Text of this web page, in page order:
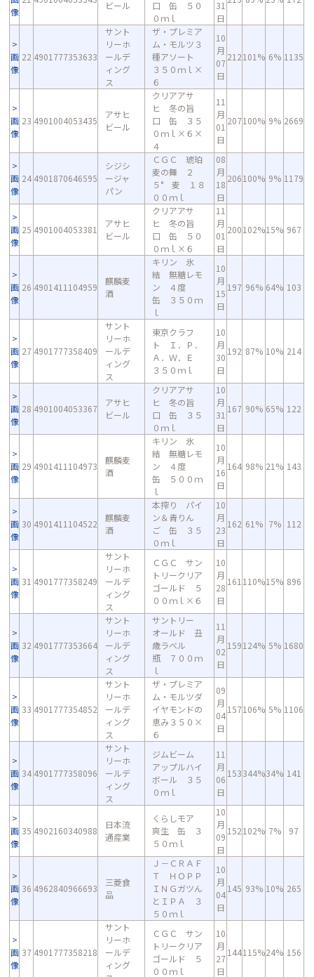
像
ビール
口 缶 ５０
０ｍｌ
31
日
画
像
22 4901777353633
サント
リーホ
ールデ
ィング
ス
ザ・プレミア
ム・モルツ３
種アソート
３５０ｍｌ×
６
10
月
07
日
212101% 6% 1135
画
像
23 4901004053435
アサヒ
ビール
クリアアサ
ヒ 冬の旨
口 缶 ３５
０ｍｌ×６×
４
11
月
01
日
207100% 9% 2669
画
像
24 4901870646595
シジシ
ージャ
パン
ＣＧＣ 琥珀
麦の舞 ２
５° 麦 １８
００ｍｌ
08
月
18
日
206100% 9% 1179
画
像
25 4901004053381
アサヒ
ビール
クリアアサ
ヒ 冬の旨
口 缶 ５０
０ｍｌ×６
11
月
01
日
200102%15% 967
画
像
26 4901411104959
麒麟麦
酒
キリン 氷
結 無糖レモ
ン ４度
缶 ３５０ｍ
ｌ
10
月
15
日
197 96% 64% 103
画
像
27 4901777358409
サント
リーホ
ールデ
ィング
ス
東京クラフ
ト Ｉ．Ｐ．
Ａ．Ｗ．Ｅ
３５０ｍｌ
10
月
30
日
192 87% 10% 214
画
像
28 4901004053367
アサヒ
ビール
クリアアサ
ヒ 冬の旨
口 缶 ３５
０ｍｌ
10
月
31
日
167 90% 65% 122
画
像
29 4901411104973
麒麟麦
酒
キリン 氷
結 無糖レモ
ン ４度
缶 ５００ｍ
ｌ
10
月
16
日
164 98% 21% 143
画
像
30 4901411104522
麒麟麦
酒
本搾り パイ
ン＆青りん
ご 缶 ３５
０ｍｌ
10
月
23
日
162 61% 7% 112
画
像
31 4901777358249
サント
リーホ
ールデ
ィング
ス
ＣＧＣ サン
トリークリア
ゴールド ５
００ｍｌ×６
10
月
28
日
161 110%15% 896
画
像
32 4901777353664
サント
リーホ
ールデ
ィング
ス
サントリー
オールド 丑
歳ラベル
瓶 ７００ｍ
ｌ
11
月
02
日
159124% 5% 1680
画
像
33 4901777354852
サント
リーホ
ールデ
ィング
ス
ザ・プレミア
ム・モルツダ
イヤモンドの
恵み３５０×
６
09
月
04
日
157106% 5% 1106
画
像
34 4901777358096
サント
リーホ
ールデ
ィング
ス
ジムビーム
アップルハイ
ボール ３５
０ｍｌ
11
月
06
日
153344%34% 141
画
像
35 4902160340988
日本流
通産業
くらしモア
爽生 缶 ３
５０ｍｌ
10
月
09
日
152102% 7% 97
画
像
36 4962840966693
三菱食
品
Ｊ－ＣＲＡＦ
Ｔ ＨＯＰＰ
ＩＮＧガツん
とＩＰＡ ３
５０ｍｌ
10
月
04
日
145 93% 10% 265
画
像
37 4901777358218
サント
リーホ
ールデ
ィング
ＣＧＣ サン
トリークリア
ゴールド ５
００ｍｌ
10
月
27
日
144115%24% 156